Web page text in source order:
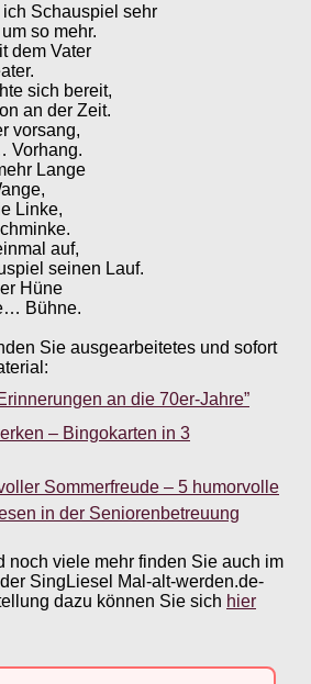
Schauspiel sehr
so mehr.
dem Vater
sich bereit,
an der Zeit.
vorsang,
Vorhang.
Lange
Linke,
auf,
seinen Lauf.
Hüne
Bühne.
Sie ausgearbeitetes und sofort
an die 70er-Jahre”
– Bingokarten in 3
Sommerfreude – 5 humorvolle
in der Seniorenbetreuung
noch viele mehr finden Sie auch im
SingLiesel Mal-alt-werden.de-
dazu können Sie sich hier